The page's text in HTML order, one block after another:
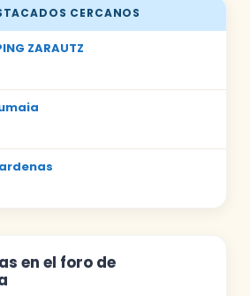
CERCANOS
ZARAUTZ
en el foro de